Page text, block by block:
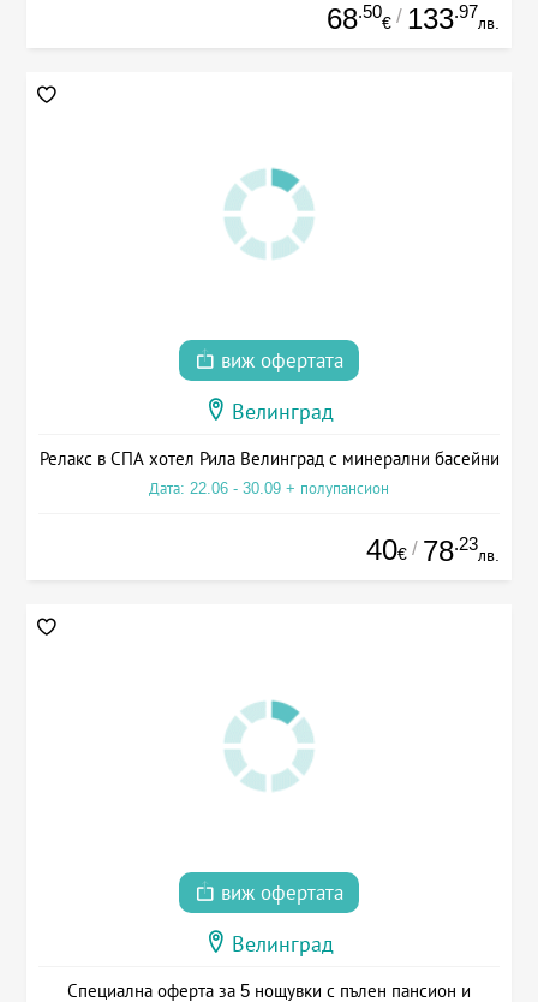
68.50
€ / 133.97
лв.
виж офертата
Велинград
Релакс в СПА хотел Рила Велинград с минерални басейни
Дата: 22.06 - 30.09 + полупансион
40€ / 78.23
лв.
виж офертата
Велинград
Специална оферта за 5 нощувки с пълен пансион и